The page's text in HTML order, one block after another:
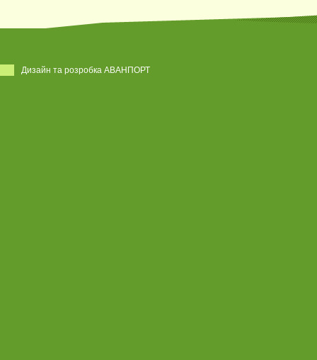
Дизайн та розробка АВАНПОРТ